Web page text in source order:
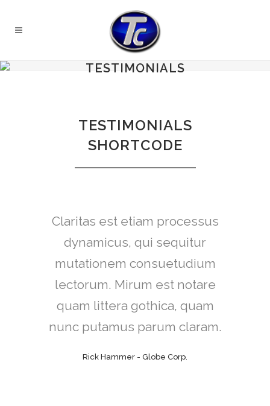
TESTIMONIALS
TESTIMONIALS
SHORTCODE
Lorem ipsum dolor sit amet,
feugiat delicata liberavisse id
cum, no quo maiorum
intellegebat, liber regione eu
sit. Mea cu case ludus integre,
vide viderer eleifend ex mea.
Claritas est etiam processus
dynamicus, qui sequitur
mutationem consuetudium
lectorum. Mirum est notare
quam littera gothica, quam
nunc putamus parum claram.
Rick Hammer - Globe Corp.